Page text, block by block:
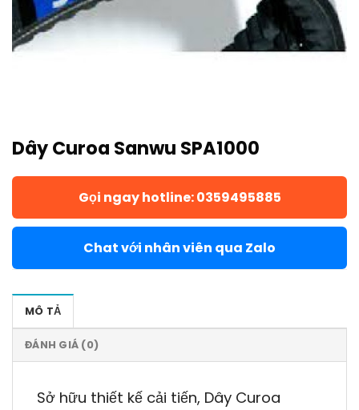
Dây Curoa Sanwu SPA1000
Gọi ngay hotline: 0359495885
Chat với nhân viên qua Zalo
MÔ TẢ
ĐÁNH GIÁ (0)
Sở hữu thiết kế cải tiến, Dây Curoa